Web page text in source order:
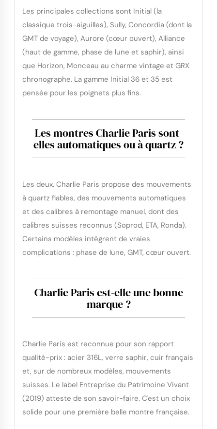
Les principales collections sont Initial (la
classique trois-aiguilles), Sully, Concordia (dont la
GMT de voyage), Aurore (cœur ouvert), Alliance
(haut de gamme, phase de lune et saphir), ainsi
que Horizon, Monceau au charme vintage et GRX
chronographe. La gamme Initial 36 et 35 est
pensée pour les poignets plus fins.
Les montres Charlie Paris sont-
elles automatiques ou à quartz ?
Les deux. Charlie Paris propose des mouvements
à quartz fiables, des mouvements automatiques
et des calibres à remontage manuel, dont des
calibres suisses reconnus (Soprod, ETA, Ronda).
Certains modèles intègrent de vraies
complications : phase de lune, GMT, cœur ouvert.
Charlie Paris est-elle une bonne
marque ?
Charlie Paris est reconnue pour son rapport
qualité-prix : acier 316L, verre saphir, cuir français
et, sur de nombreux modèles, mouvements
suisses. Le label Entreprise du Patrimoine Vivant
(2019) atteste de son savoir-faire. C'est un choix
solide pour une première belle montre française.